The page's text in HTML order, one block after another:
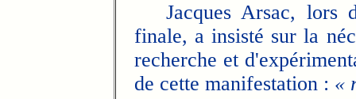
Jacques Arsac, lors
finale, a insisté sur la
recherche et
de cette manifestation : «